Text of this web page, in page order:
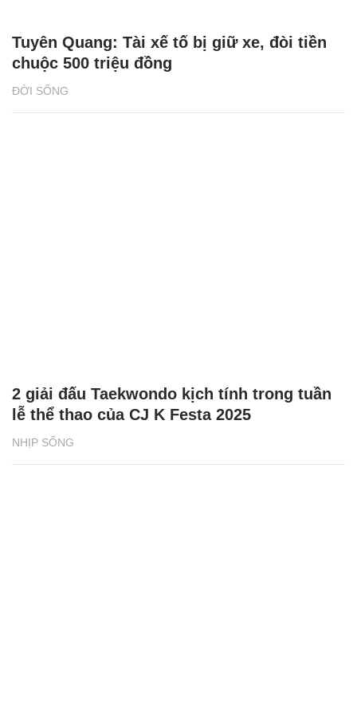
ĐỜI SỐNG
Tuyên Quang: Tài xế tố bị giữ xe, đòi tiền
chuộc 500 triệu đồng
NHỊP SỐNG
2 giải đấu Taekwondo kịch tính trong tuần
lễ thể thao của CJ K Festa 2025